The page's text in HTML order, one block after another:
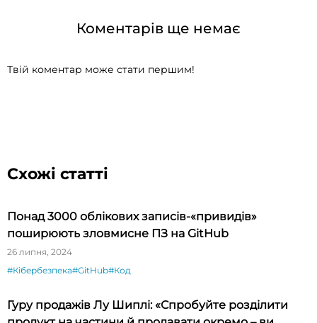
Коментарів ще немає
Твій коментар може стати першим!
Схожі статті
Понад 3000 облікових записів-«привидів»
поширюють зловмисне ПЗ на GitHub
26 липня, 2024
#Кібербезпека#GitHub#Код
Гуру продажів Лу Шиплі: «Спробуйте розділити